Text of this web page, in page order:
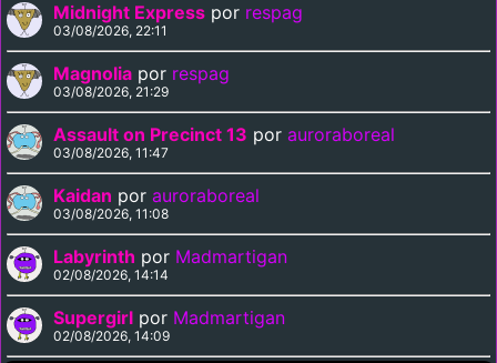
Midnight Express por respag
03/08/2026, 22:11
Magnolia por respag
03/08/2026, 21:29
Assault on Precinct 13 por auroraboreal
03/08/2026, 11:47
Kaidan por auroraboreal
03/08/2026, 11:08
Labyrinth por Madmartigan
02/08/2026, 14:14
Supergirl por Madmartigan
02/08/2026, 14:09